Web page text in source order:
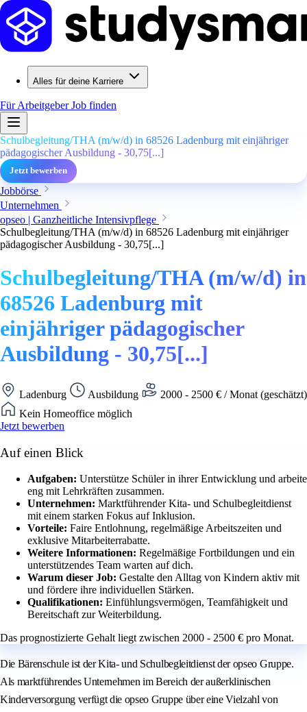
Alles für deine Karriere
Für ArbeitgeberJob finden
Schulbegleitung/THA (m/w/d) in 68526 Ladenburg mit einjähriger
pädagogischer Ausbildung - 30,75[...]
Jetzt bewerben
Jobbörse
Unternehmen
opseo | Ganzheitliche Intensivpflege
Schulbegleitung/THA (m/w/d) in 68526 Ladenburg mit einjähriger
pädagogischer Ausbildung - 30,75[...]
Schulbegleitung/THA (m/w/d) in
68526 Ladenburg mit
einjähriger pädagogischer
Ausbildung - 30,75[...]
Ladenburg Ausbildung
2000 - 2500 € / Monat (geschätzt)
Kein Homeoffice möglich
Jetzt bewerben
Auf einen Blick
Aufgaben: Unterstütze Schüler in ihrer Entwicklung und arbeite
eng mit Lehrkräften zusammen.
Unternehmen: Marktführender Kita- und Schulbegleitdienst
mit einem starken Fokus auf Inklusion.
Vorteile: Faire Entlohnung, regelmäßige Arbeitszeiten und
exklusive Mitarbeiterrabatte.
Weitere Informationen: Regelmäßige Fortbildungen und ein
unterstützendes Team warten auf dich.
Warum dieser Job: Gestalte den Alltag von Kindern aktiv mit
und fördere ihre individuellen Stärken.
Qualifikationen: Einfühlungsvermögen, Teamfähigkeit und
Bereitschaft zur Weiterbildung.
Das prognostizierte Gehalt liegt zwischen 2000 - 2500 € pro Monat.
Die Bärenschule ist der Kita- und Schulbegleitdienst der opseo Gruppe.
Als marktführendes Unternehmen im Bereich der außerklinischen
Kinderversorgung verfügt die opseo Gruppe über eine Vielzahl von